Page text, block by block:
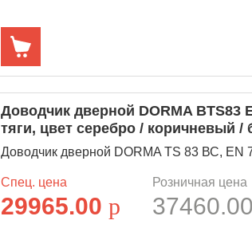
Доводчик дверной DORMA BTS83
тяги, цвет серебро / коричневый /
Доводчик дверной DORMA TS 83 ВС, EN 7
Спец. цена
29965.00p
Розничная цена